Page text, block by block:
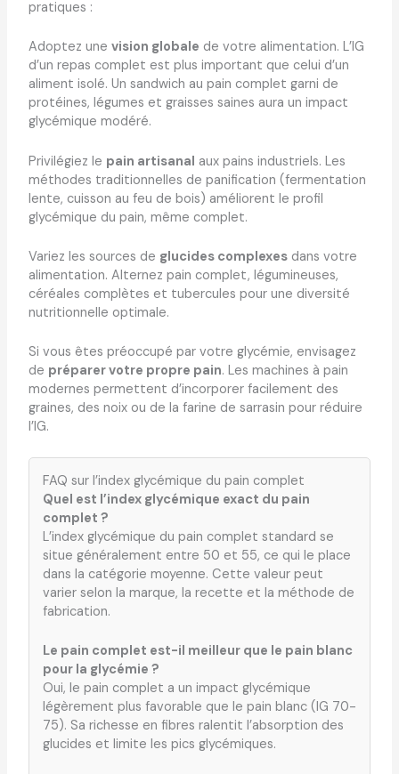
pratiques :
Adoptez une vision globale de votre alimentation. L’IG
d’un repas complet est plus important que celui d’un
aliment isolé. Un sandwich au pain complet garni de
protéines, légumes et graisses saines aura un impact
glycémique modéré.
Privilégiez le pain artisanal aux pains industriels. Les
méthodes traditionnelles de panification (fermentation
lente, cuisson au feu de bois) améliorent le profil
glycémique du pain, même complet.
Variez les sources de glucides complexesdans votre
alimentation. Alternez pain complet, légumineuses,
céréales complètes et tubercules pour une diversité
nutritionnelle optimale.
Si vous êtes préoccupé par votre glycémie, envisagez
de préparer votre propre pain. Les machines à pain
modernes permettent d’incorporer facilement des
graines, des noix ou de la farine de sarrasin pour réduire
l’IG.
FAQ sur l’index glycémique du pain complet
Quel est l’index glycémique exact du pain
complet ?
L’index glycémique du pain complet standard se
situe généralement entre 50 et 55, ce qui le place
dans la catégorie moyenne. Cette valeur peut
varier selon la marque, la recette et la méthode de
fabrication.
Le pain complet est-il meilleur que le pain blanc
pour la glycémie ?
Oui, le pain complet a un impact glycémique
légèrement plus favorable que le pain blanc (IG 70-
75). Sa richesse en fibres ralentit l’absorption des
glucides et limite les pics glycémiques.